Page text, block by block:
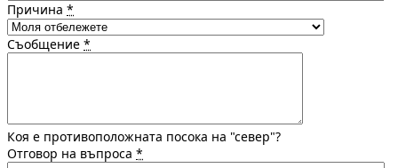
Причина *
Съобщение *
Коя е противоположната посока на "север"?
Отговор на въпроса *